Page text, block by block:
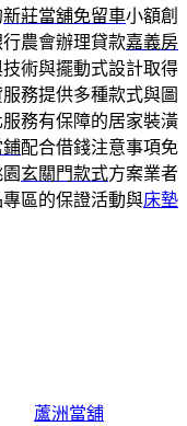
新莊當舖免留車小額創
農會辦理貸款嘉義房
術與擺動式設計取得
務提供多種款式與圖
務有保障的居家裝潢
鋪配合借錢注意事項免
玄關門款式方案業者
區的保證活動與床墊
蘆洲當舖